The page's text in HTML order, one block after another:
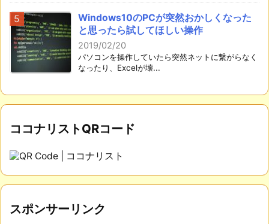
Windows10のPCが突然おかしくなった
と思ったら試してほしい操作
2019/02/20
パソコンを操作していたら突然ネットに繋がらなく
なったり、Excelが壊...
ココナリストQRコード
スポンサーリンク